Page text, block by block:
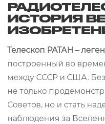
ИСТОРИЯ
Телескоп РАТАН –
построенный во
между СССР и США.
не только
Советов, но и стать
наблюдения за